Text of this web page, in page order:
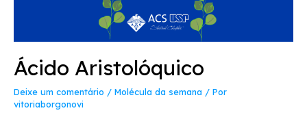
Ácido Aristolóquico
Deixe um comentário / Molécula da semana / Por
vitoriaborgonovi